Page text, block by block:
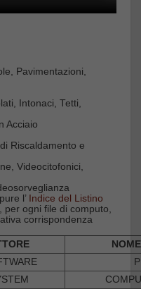
Pavimentazioni,
Intonaci, Tetti,
Acciaio
Riscaldamento e
Videocitofonici,
l’ Indice del Listino
ogni file di computo,
corrispondenza